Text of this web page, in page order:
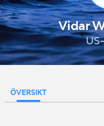
Vidar
ÖVERSIKT